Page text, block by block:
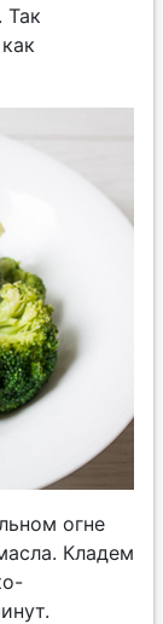
Так
огне
Кладем